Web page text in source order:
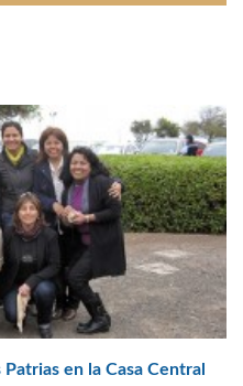
en la Casa Central